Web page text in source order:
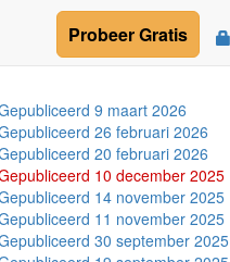
ProbeerGratis
9 maart 2026
26 februari 2026
20 februari 2026
10 december 2025
14 november 2025
11 november 2025
30 september 2025